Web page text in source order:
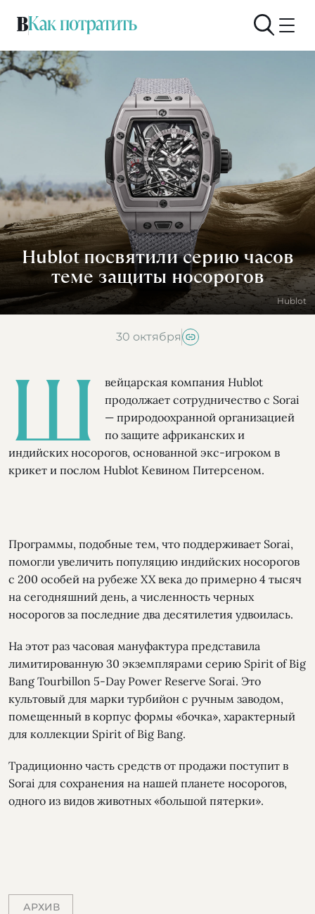
Hublot посвятили серию часов
теме защиты носорогов
Hublot
30 октября
Ш
вейцарская компания Hublot
продолжает сотрудничество с Sorai
— природоохранной организацией
по защите африканских и
индийских носорогов, основанной экс-игроком в
крикет и послом Hublot Кевином Питерсеном.
Программы, подобные тем, что поддерживает Sorai,
помогли увеличить популяцию индийских носорогов
с 200 особей на рубеже XX века до примерно 4 тысяч
на сегодняшний день, а численность черных
носорогов за последние два десятилетия удвоилась.
На этот раз часовая мануфактура представила
лимитированную 30 экземплярами серию Spirit of Big
Bang Tourbillon 5-Day Power Reserve Sorai. Это
культовый для марки турбийон с ручным заводом,
помещенный в корпус формы «бочка», характерный
для коллекции Spirit of Big Bang.
Традиционно часть средств от продажи поступит в
Sorai для сохранения на нашей планете носорогов,
одного из видов животных «большой пятерки».
АРХИВ